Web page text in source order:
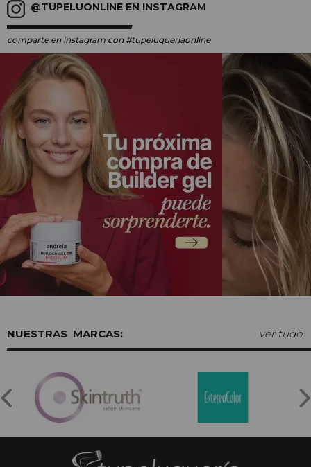
@TUPELUONLINE EN INSTAGRAM
comparte en instagram con #tupeluqueriaonline
MARCAS: ver tudo